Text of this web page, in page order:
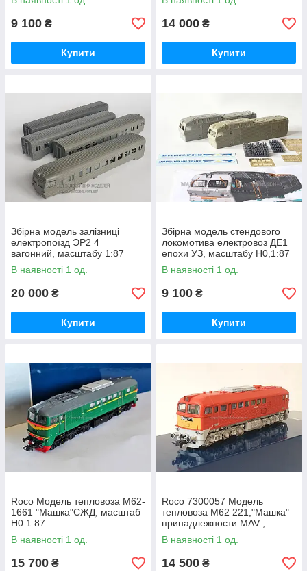
9 100 ₴
Купити
14 000 ₴
Купити
Збірна модель залізниці
електропоїзд ЭР2 4
вагонний, масштабу 1:87
В наявності 1 од.
20 000 ₴
Купити
Збірна модель стендового
локомотива електровоз ДЕ1
епохи УЗ, масштабу H0,1:87
В наявності 1 од.
9 100 ₴
Купити
Roco Модель тепловоза М62-
1661 "Машка"СЖД, масштаб
H0 1:87
В наявності 1 од.
15 700 ₴
Roco 7300057 Модель
тепловоза M62 221,"Машка"
принадлежности MAV ,
масштаб H0 1:87
В наявності 1 од.
14 500 ₴